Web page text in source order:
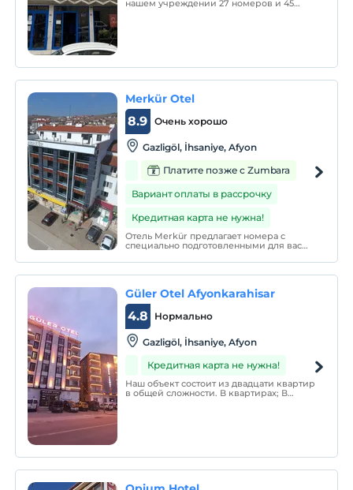
нашем учреждении 27 номеров и 45
Merkür Otel
Очень хорошо
8.9
Gazligöl, İhsaniye, Afyon
Платите позже с Zumbara
Вариант оплаты в рассрочку
Кредитная карта не нужна!
Отель Merkür предлагает номера с
специально подготовленными для вас
Güler Otel Afyonkarahisar
Нормально
4.8
Gazligöl, İhsaniye, Afyon
Кредитная карта не нужна!
Наш объект состоит из двадцати квартир
в общей сложности. В квартирах; В